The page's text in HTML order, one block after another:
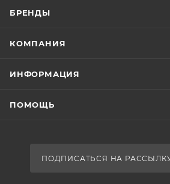
БРЕНДЫ
КОМПАНИЯ
ИНФОРМАЦИЯ
ПОМОЩЬ
ПОДПИСАТЬСЯ НА